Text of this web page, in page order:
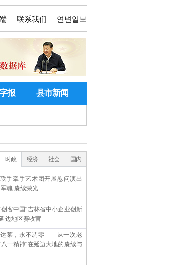
연변일보
联系我们
报 县市新闻
时政 经济 社会 国内
手牵手艺术团开展慰问演出
魂 赓续荣光
客中国”吉林省中小企业创新
边地区赛收官
莱，永不凋零——从一次老
一精神”在延边大地的赓续与